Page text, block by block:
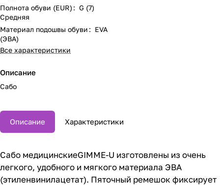
Полнота обуви (EUR) : G (7)
Средняя
Материал подошвы обуви : EVA
(ЭВА)
Все характеристики
Описание
Сабо
Описание Характеристики
Сабо медицинскиеGIMME-U изготовлены из очень
легкого, удобного и мягкого материала ЭВА
(этиленвинилацетат). Пяточный ремешок фиксирует